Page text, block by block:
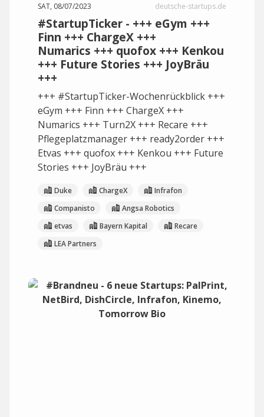
SAT, 08/07/2023 deutsche-startups.de
#StartupTicker - +++ eGym +++
Finn +++ ChargeX +++
Numarics +++ quofox +++ Kenkou
+++ Future Stories +++ JoyBräu
+++
+++ #StartupTicker-Wochenrückblick +++
eGym +++ Finn +++ ChargeX +++
Numarics +++ Turn2X +++ Recare +++
Pflegeplatzmanager +++ ready2order +++
Etvas +++ quofox +++ Kenkou +++ Future
Stories +++ JoyBräu +++
Duke ChargeX
Infrafon
Companisto
Angsa Robotics
etvas
Bayern Kapital
Recare
LEA Partners